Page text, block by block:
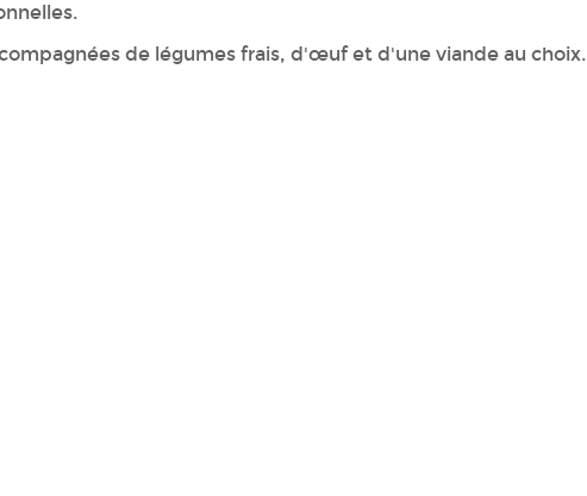
de légumes frais, d'œuf et d'une viande au choix.